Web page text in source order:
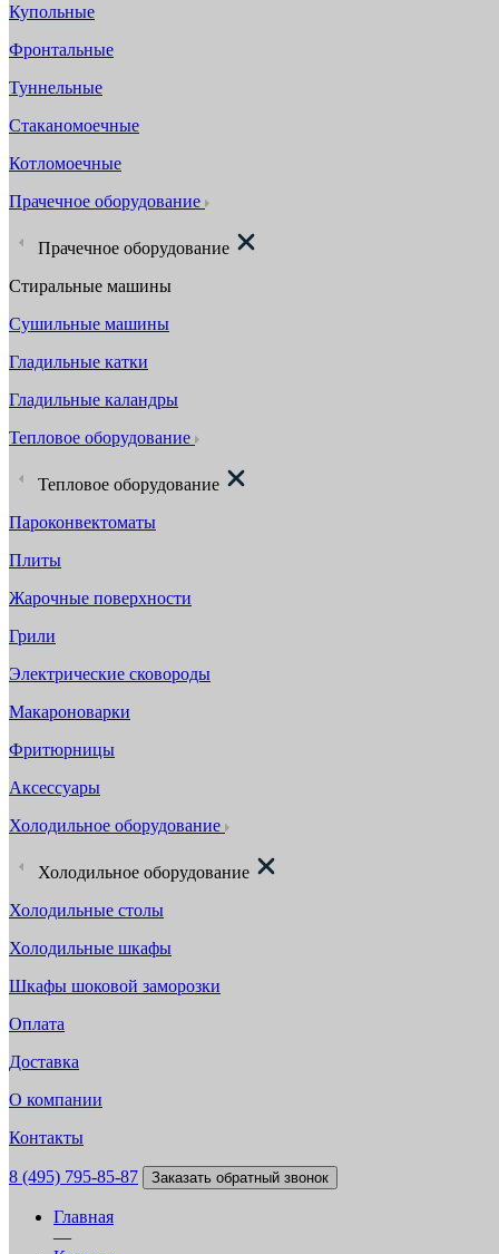
Купольные
Фронтальные
Туннельные
Стаканомоечные
Котломоечные
Прачечное оборудование
Прачечное оборудование
Стиральные машины
Сушильные машины
Гладильные катки
Гладильные каландры
Тепловое оборудование
Тепловое оборудование
Пароконвектоматы
Плиты
Жарочные поверхности
Грили
Электрические сковороды
Макароноварки
Фритюрницы
Аксессуары
Холодильное оборудование
Холодильное оборудование
Холодильные столы
Холодильные шкафы
Шкафы шоковой заморозки
Оплата
Доставка
О компании
Контакты
8 (495) 795-85-87 Заказать обратный звонок
Главная
—